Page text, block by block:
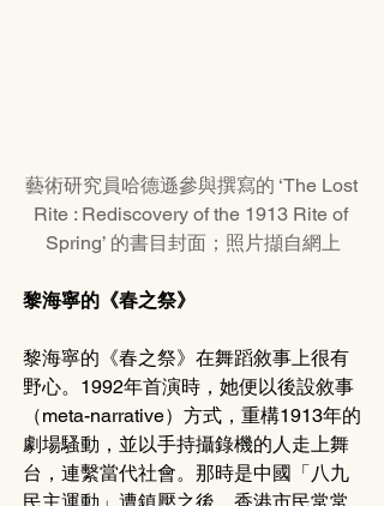
藝術研究員哈德遜參與撰寫的 ‘The Lost
Rite : Rediscovery of the 1913 Rite of
Spring’ 的書目封面；照片擷自網上
黎海寧的《春之祭》
黎海寧的《春之祭》在舞蹈敘事上很有
野心。1992年首演時，她便以後設敘事
（meta-narrative）方式，重構1913年的
劇場騷動，並以手持攝錄機的人走上舞
台，連繫當代社會。那時是中國「八九